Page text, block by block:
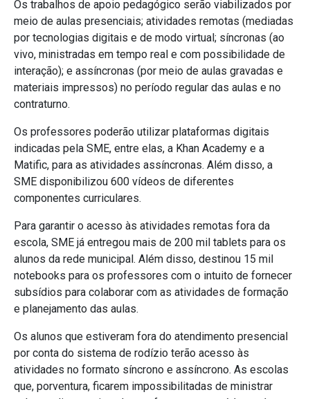
Os trabalhos de apoio pedagógico serão viabilizados por
meio de aulas presenciais; atividades remotas (mediadas
por tecnologias digitais e de modo virtual; síncronas (ao
vivo, ministradas em tempo real e com possibilidade de
interação); e assíncronas (por meio de aulas gravadas e
materiais impressos) no período regular das aulas e no
contraturno.
Os professores poderão utilizar plataformas digitais
indicadas pela SME, entre elas, a Khan Academy e a
Matific, para as atividades assíncronas. Além disso, a
SME disponibilizou 600 vídeos de diferentes
componentes curriculares.
Para garantir o acesso às atividades remotas fora da
escola, SME já entregou mais de 200 mil tablets para os
alunos da rede municipal. Além disso, destinou 15 mil
notebooks para os professores com o intuito de fornecer
subsídios para colaborar com as atividades de formação
e planejamento das aulas.
Os alunos que estiveram fora do atendimento presencial
por conta do sistema de rodízio terão acesso às
atividades no formato síncrono e assíncrono. As escolas
que, porventura, ficarem impossibilitadas de ministrar